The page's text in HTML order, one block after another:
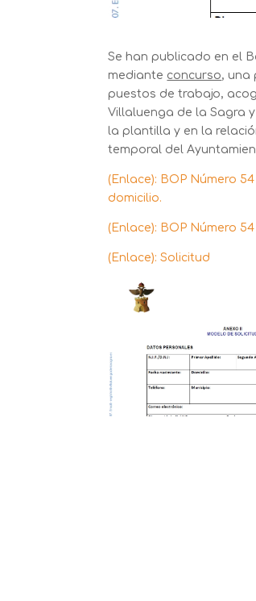
Se han publicado en el
mediante concurso, una
puestos de trabajo,
Villaluenga de la Sagra
la plantilla y en la
temporal del
(Enlace): BOP Número
domicilio.
(Enlace): BOP Número
(Enlace): Solicitud